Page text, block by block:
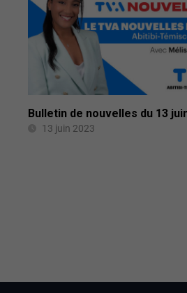
Bulletin de nouvelles du 13
13 juin 2023